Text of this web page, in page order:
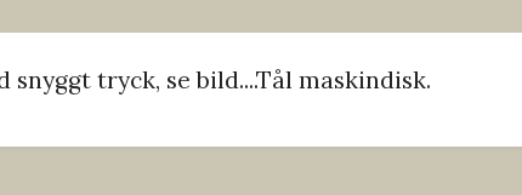
tryck, se bild....Tål maskindisk.